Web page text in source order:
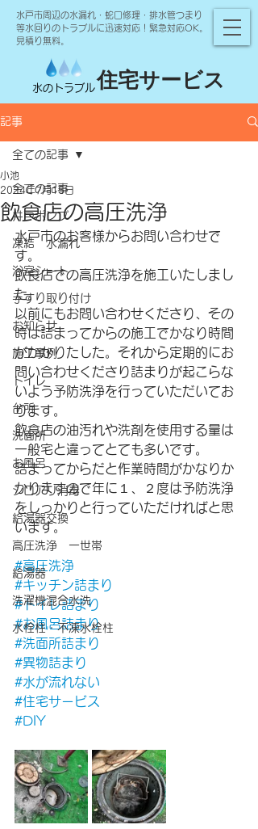
水戸市周辺の水漏れ・蛇口修理・排水管つまり
等水回りのトラブルに迅速対応！緊急対応OK。
見積り無料。
水のトラブル住宅サービス
記事
全ての記事
井戸ポンプ
凍結 水漏れ
浴室シート
手すり取り付け
お知らせ
施工事例
トイレ
台所
洗面所
お風呂
シロアリ消毒
給湯器交換
高圧洗浄 一世帯
給湯器
洗濯機混合水洗
水栓柱・不凍水栓柱
全ての記事
飲食店の高圧洗浄
小池
2024年7月15日
水戸市のお客様からお問い合わせで
す。
飲食店での高圧洗浄を施工いたしまし
た。
以前にもお問い合わせくださり、その
時は詰まってからの施工でかなり時間
がかかりたした。それから定期的にお
問い合わせくださり詰まりが起こらな
いよう予防洗浄を行っていただいてお
ります。
飲食店の油汚れや洗剤を使用する量は
一般宅と違ってとても多いです。
詰まってからだと作業時間がかなりか
かりますので年に１、２度は予防洗浄
をしっかりと行っていただければと思
います。
#高圧洗浄
#キッチン詰まり
#トイレ詰まり
#お風呂詰まり
#洗面所詰まり
#異物詰まり
#水が流れない
#住宅サービス
#DIY